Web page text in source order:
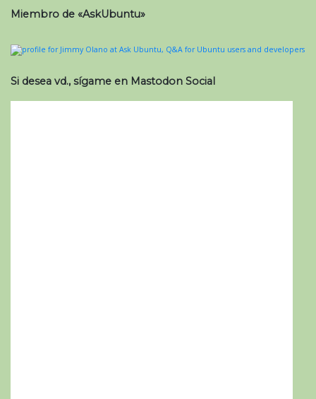
Miembro de «AskUbuntu»
Si desea vd., sígame en Mastodon Social